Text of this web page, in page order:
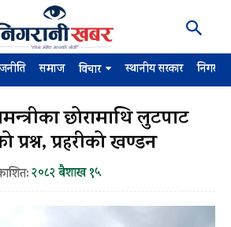
समाज विचार स्थानीय सरकार
छोरामाथि लुटपाट
प्रश्न, प्रहरीको खण्डन
२०८२ बैशाख १५